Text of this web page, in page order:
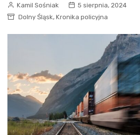
Kamil Sośniak
5 sierpnia, 2024
Dolny Śląsk, Kronika policyjna